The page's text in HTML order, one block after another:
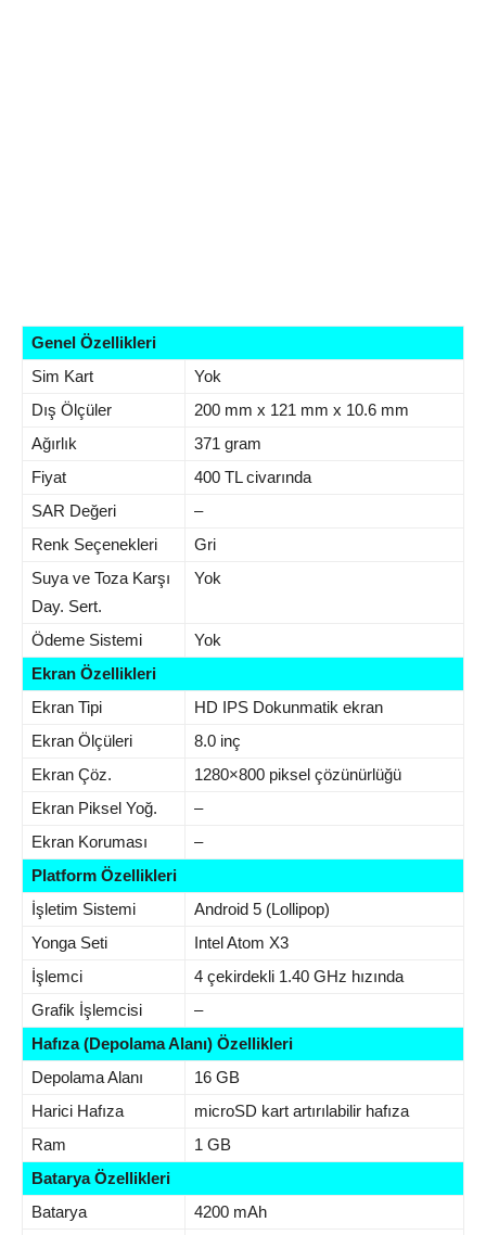
Genel Özellikleri
Sim Kart
Yok
Dış Ölçüler
200 mm x 121 mm x 10.6 mm
Ağırlık
371 gram
Fiyat
400 TL civarında
SAR Değeri
–
Renk Seçenekleri
Gri
Suya ve Toza Karşı
Day. Sert.
Yok
Ödeme Sistemi
Yok
Ekran Özellikleri
Ekran Tipi
HD IPS Dokunmatik ekran
Ekran Ölçüleri
8.0 inç
Ekran Çöz.
1280×800 piksel çözünürlüğü
Ekran Piksel Yoğ.
–
Ekran Koruması
–
Platform Özellikleri
İşletim Sistemi
Android 5 (Lollipop)
Yonga Seti
Intel Atom X3
İşlemci
4 çekirdekli 1.40 GHz hızında
Grafik İşlemcisi
–
Hafıza (Depolama Alanı) Özellikleri
Depolama Alanı
16 GB
Harici Hafıza
microSD kart artırılabilir hafıza
Ram
1 GB
Batarya Özellikleri
Batarya
4200 mAh